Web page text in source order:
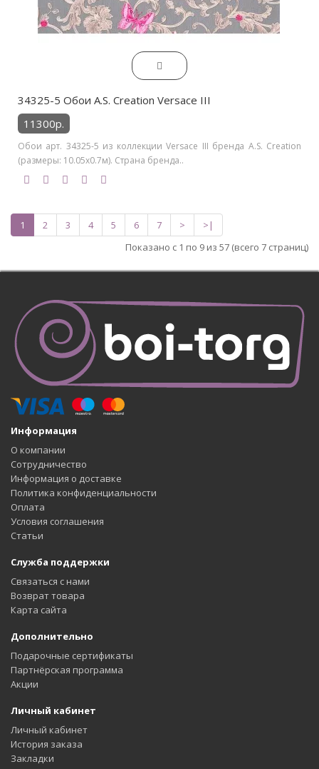
34325-5 Обои A.S. Creation Versace III
11300р.
Обои арт. 34325-5 из коллекции Versace III бренда A.S. Creation
(размеры: 10.05х0.7м). Страна бренда..
1 2 3 4 5 6 7 >
>|
Показано с 1 по 9 из 57 (всего 7 страниц)
Информация
О компании
Сотрудничество
Информация о доставке
Политика конфиденциальности
Оплата
Условия соглашения
Статьи
Служба поддержки
Связаться с нами
Возврат товара
Карта сайта
Дополнительно
Подарочные сертификаты
Партнёрская программа
Акции
Личный кабинет
Личный кабинет
История заказа
Закладки